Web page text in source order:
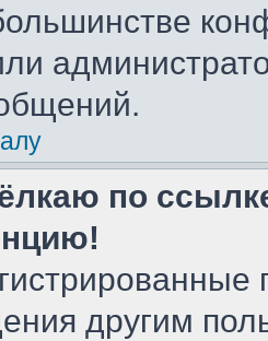
по
другим